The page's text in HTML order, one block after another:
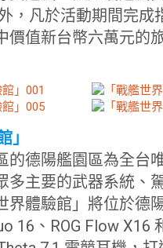
，凡於活動期間完
價值新台幣六萬元的
」
的德陽艦園區為全台
多主要的武器系統、
界體驗館」將位於德
16、ROG Flow X16